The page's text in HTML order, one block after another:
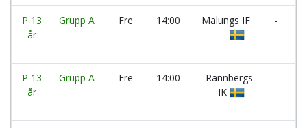
P 13
år
Grupp A Fre 14:00 Malungs IF -
P 13
år
Grupp A Fre 14:00
Rännbergs
IK
-